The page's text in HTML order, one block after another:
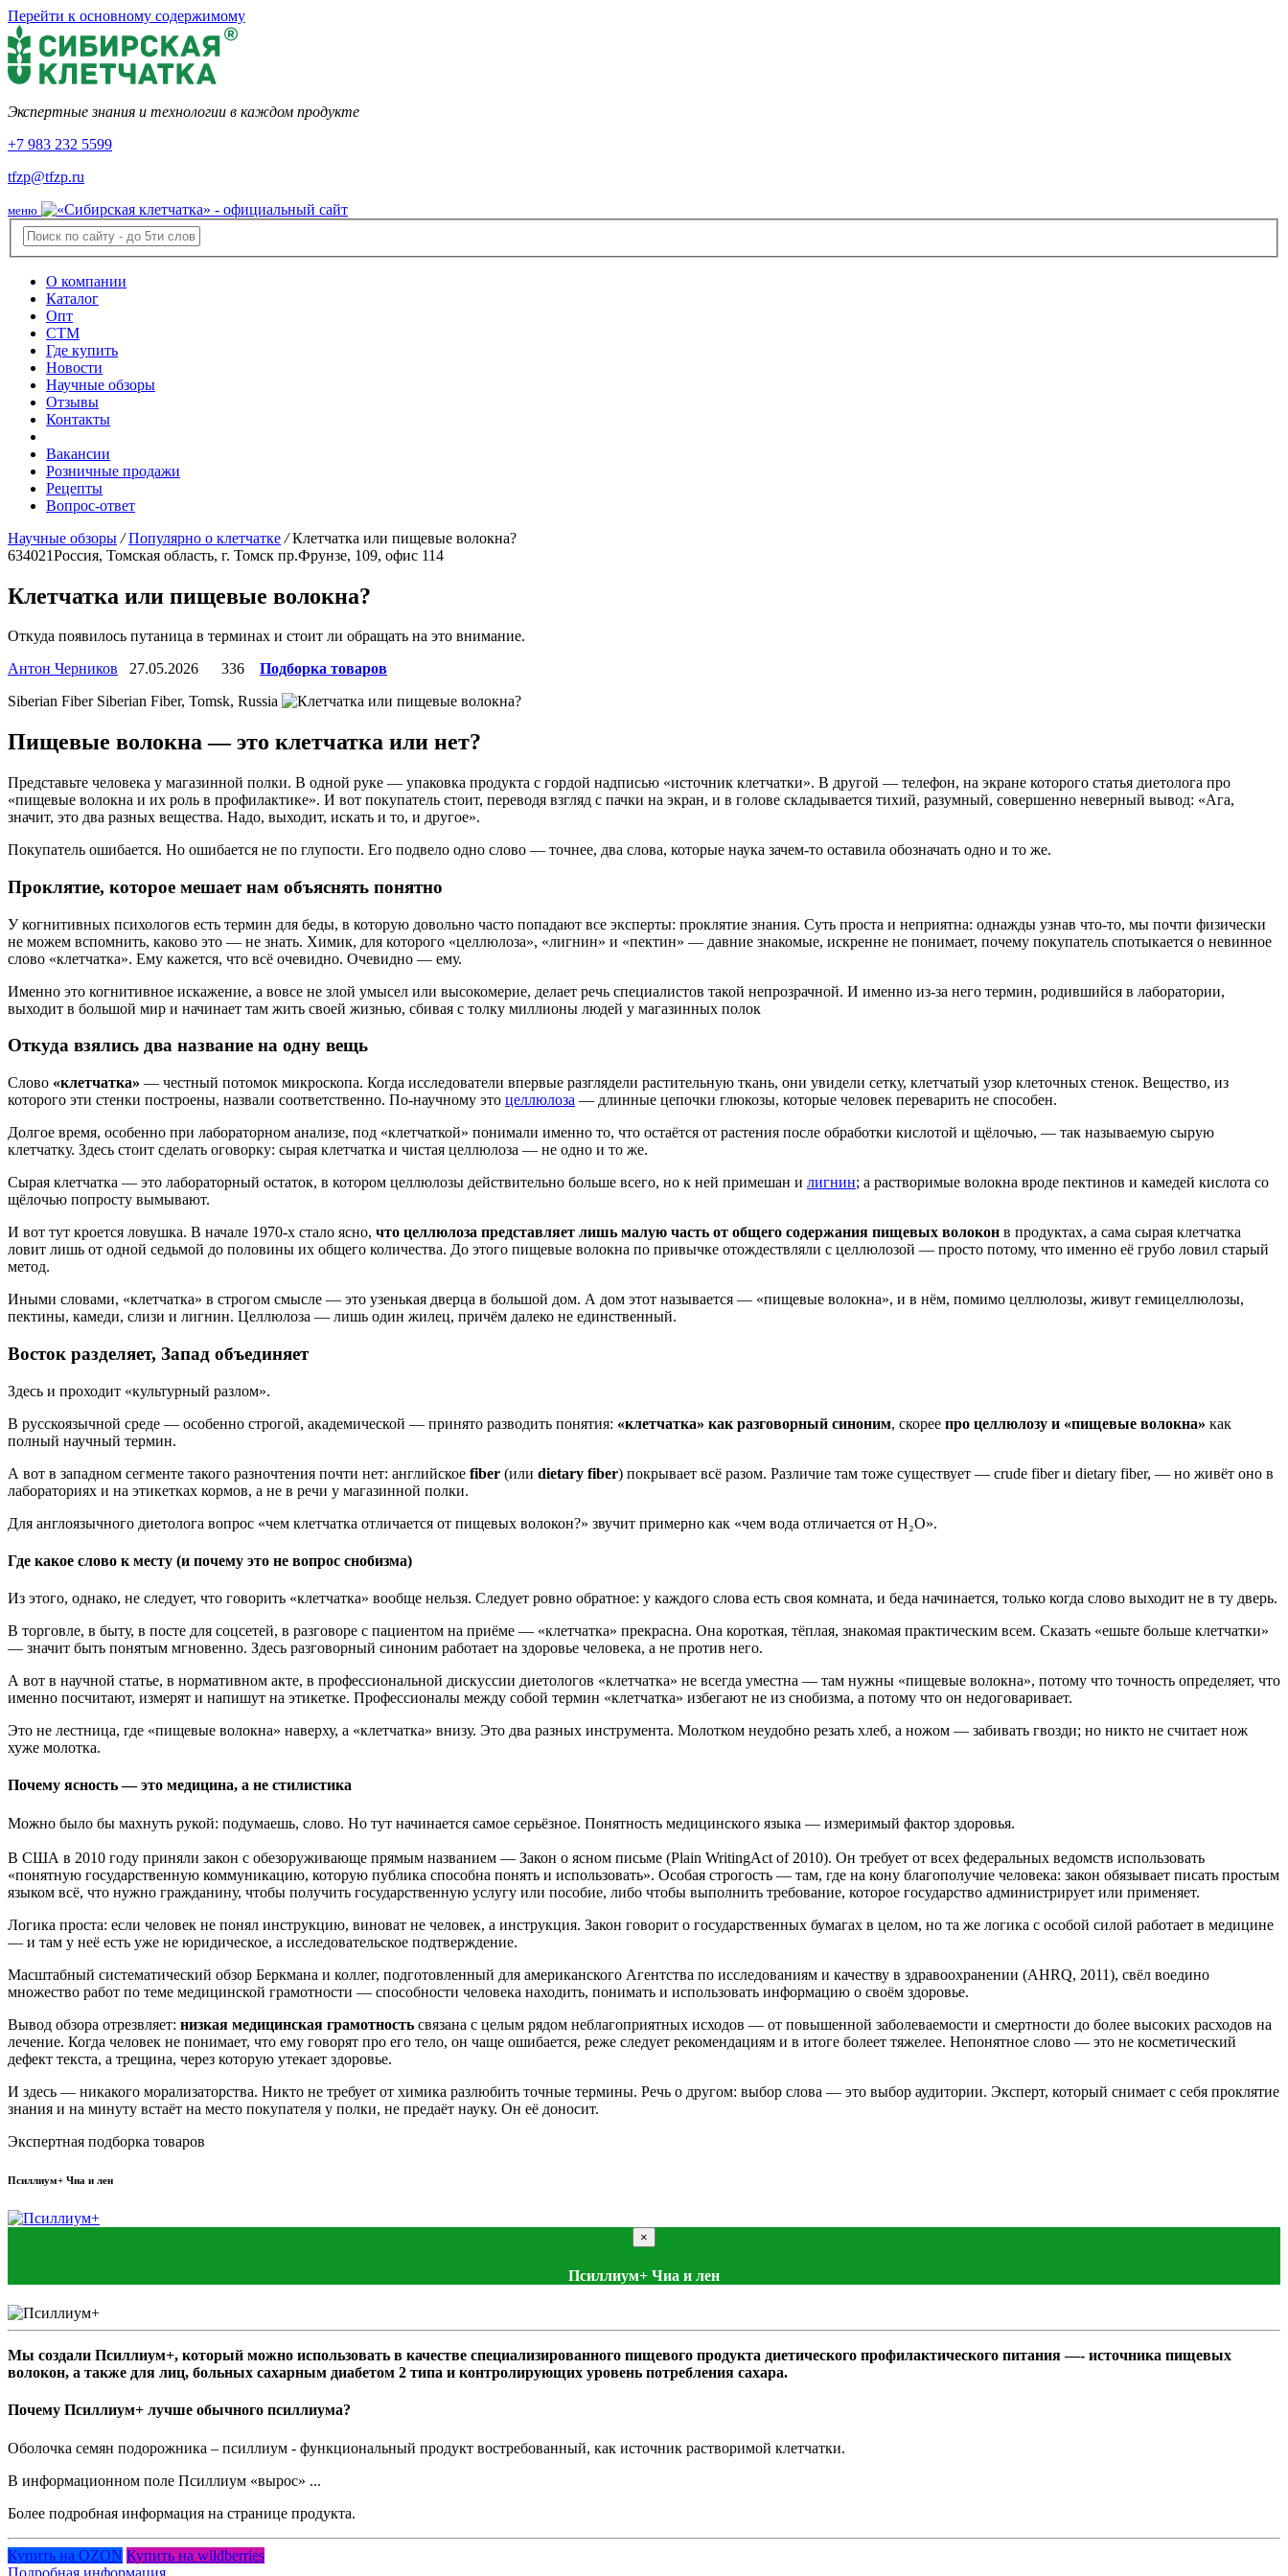
Перейти к основному содержимому
Экспертные знания и технологии в каждом продукте
+7 983 232 5599
tfzp@tfzp.ru
меню
О компании
Каталог
Опт
СТМ
Где купить
Новости
Научные обзоры
Отзывы
Контакты
Вакансии
Розничные продажи
Рецепты
Вопрос-ответ
Научные обзоры / Популярно о клетчатке / Клетчатка или пищевые волокна?
634021Россия, Томская область, г. Томск пр.Фрунзе, 109, офис 114
Клетчатка или пищевые волокна?
Откуда появилось путаница в терминах и стоит ли обращать на это внимание.
Антон Черников
27.05.2026 336
Подборка товаров
Siberian Fiber Siberian Fiber, Tomsk, Russia
Пищевые волокна — это клетчатка или нет?
Представьте человека у магазинной полки. В одной руке — упаковка продукта с гордой надписью «источник клетчатки». В другой — телефон, на экране которого статья диетолога про
«пищевые волокна и их роль в профилактике». И вот покупатель стоит, переводя взгляд с пачки на экран, и в голове складывается тихий, разумный, совершенно неверный вывод: «Ага,
значит, это два разных вещества. Надо, выходит, искать и то, и другое».
Покупатель ошибается. Но ошибается не по глупости. Его подвело одно слово — точнее, два слова, которые наука зачем-то оставила обозначать одно и то же.
Проклятие, которое мешает нам объяснять понятно
У когнитивных психологов есть термин для беды, в которую довольно часто попадают все эксперты: проклятие знания. Суть проста и неприятна: однажды узнав что-то, мы почти физически
не можем вспомнить, каково это — не знать. Химик, для которого «целлюлоза», «лигнин» и «пектин» — давние знакомые, искренне не понимает, почему покупатель спотыкается о невинное
слово «клетчатка». Ему кажется, что всё очевидно. Очевидно — ему.
Именно это когнитивное искажение, а вовсе не злой умысел или высокомерие, делает речь специалистов такой непрозрачной. И именно из-за него термин, родившийся в лаборатории,
выходит в большой мир и начинает там жить своей жизнью, сбивая с толку миллионы людей у магазинных полок
Откуда взялись два название на одну вещь
Слово «клетчатка» — честный потомок микроскопа. Когда исследователи впервые разглядели растительную ткань, они увидели сетку, клетчатый узор клеточных стенок. Вещество, из
которого эти стенки построены, назвали соответственно. По-научному это целлюлоза — длинные цепочки глюкозы, которые человек переварить не способен.
Долгое время, особенно при лабораторном анализе, под «клетчаткой» понимали именно то, что остаётся от растения после обработки кислотой и щёлочью, — так называемую сырую
клетчатку. Здесь стоит сделать оговорку: сырая клетчатка и чистая целлюлоза — не одно и то же.
Сырая клетчатка — это лабораторный остаток, в котором целлюлозы действительно больше всего, но к ней примешан и лигнин; а растворимые волокна вроде пектинов и камедей кислота со
щёлочью попросту вымывают.
И вот тут кроется ловушка. В начале 1970-х стало ясно, что целлюлоза представляет лишь малую часть от общего содержания пищевых волокон в продуктах, а сама сырая клетчатка
ловит лишь от одной седьмой до половины их общего количества. До этого пищевые волокна по привычке отождествляли с целлюлозой — просто потому, что именно её грубо ловил старый
метод.
Иными словами, «клетчатка» в строгом смысле — это узенькая дверца в большой дом. А дом этот называется — «пищевые волокна», и в нём, помимо целлюлозы, живут гемицеллюлозы,
пектины, камеди, слизи и лигнин. Целлюлоза — лишь один жилец, причём далеко не единственный.
Восток разделяет, Запад объединяет
Здесь и проходит «культурный разлом».
В русскоязычной среде — особенно строгой, академической — принято разводить понятия: «клетчатка» как разговорный синоним, скорее про целлюлозу и «пищевые волокна» как
полный научный термин.
А вот в западном сегменте такого разночтения почти нет: английское fiber (или dietary fiber) покрывает всё разом. Различие там тоже существует — crude fiber и dietary fiber, — но живёт оно в
лабораториях и на этикетках кормов, а не в речи у магазинной полки.
Для англоязычного диетолога вопрос «чем клетчатка отличается от пищевых волокон?» звучит примерно как «чем вода отличается от H₂O».
Где какое слово к месту (и почему это не вопрос снобизма)
Из этого, однако, не следует, что говорить «клетчатка» вообще нельзя. Следует ровно обратное: у каждого слова есть своя комната, и беда начинается, только когда слово выходит не в ту дверь.
В торговле, в быту, в посте для соцсетей, в разговоре с пациентом на приёме — «клетчатка» прекрасна. Она короткая, тёплая, знакомая практическим всем. Сказать «ешьте больше клетчатки»
— значит быть понятым мгновенно. Здесь разговорный синоним работает на здоровье человека, а не против него.
А вот в научной статье, в нормативном акте, в профессиональной дискуссии диетологов «клетчатка» не всегда уместна — там нужны «пищевые волокна», потому что точность определяет, что
именно посчитают, измерят и напишут на этикетке. Профессионалы между собой термин «клетчатка» избегают не из снобизма, а потому что он недоговаривает.
Это не лестница, где «пищевые волокна» наверху, а «клетчатка» внизу. Это два разных инструмента. Молотком неудобно резать хлеб, а ножом — забивать гвозди; но никто не считает нож
хуже молотка.
Почему ясность — это медицина, а не стилистика
Можно было бы махнуть рукой: подумаешь, слово. Но тут начинается самое серьёзное. Понятность медицинского языка — измеримый фактор здоровья.
В США в 2010 году приняли закон с обезоруживающе прямым названием — Закон о ясном письме (Plain WritingAct of 2010). Он требует от всех федеральных ведомств использовать
«понятную государственную коммуникацию, которую публика способна понять и использовать». Особая строгость — там, где на кону благополучие человека: закон обязывает писать простым
языком всё, что нужно гражданину, чтобы получить государственную услугу или пособие, либо чтобы выполнить требование, которое государство администрирует или применяет.
Логика проста: если человек не понял инструкцию, виноват не человек, а инструкция. Закон говорит о государственных бумагах в целом, но та же логика с особой силой работает в медицине
— и там у неё есть уже не юридическое, а исследовательское подтверждение.
Масштабный систематический обзор Беркмана и коллег, подготовленный для американского Агентства по исследованиям и качеству в здравоохранении (AHRQ, 2011), свёл воедино
множество работ по теме медицинской грамотности — способности человека находить, понимать и использовать информацию о своём здоровье.
Вывод обзора отрезвляет: низкая медицинская грамотность связана с целым рядом неблагоприятных исходов — от повышенной заболеваемости и смертности до более высоких расходов на
лечение. Когда человек не понимает, что ему говорят про его тело, он чаще ошибается, реже следует рекомендациям и в итоге болеет тяжелее. Непонятное слово — это не косметический
дефект текста, а трещина, через которую утекает здоровье.
И здесь — никакого морализаторства. Никто не требует от химика разлюбить точные термины. Речь о другом: выбор слова — это выбор аудитории. Эксперт, который снимает с себя проклятие
знания и на минуту встаёт на место покупателя у полки, не предаёт науку. Он её доносит.
Экспертная подборка товаров
Псиллиум+ Чиа и лен
×
Псиллиум+ Чиа и лен
Мы создали Псиллиум+, который можно использовать в качестве специализированного пищевого продукта диетического профилактического питания —- источника пищевых
волокон, а также для лиц, больных сахарным диабетом 2 типа и контролирующих уровень потребления сахара.
Почему Псиллиум+ лучше обычного псиллиума?
Оболочка семян подорожника – псиллиум - функциональный продукт востребованный, как источник растворимой клетчатки.
В информационном поле Псиллиум «вырос» ...
Более подробная информация на странице продукта.
Купить на OZON Купить на wildberries
Подробная информация